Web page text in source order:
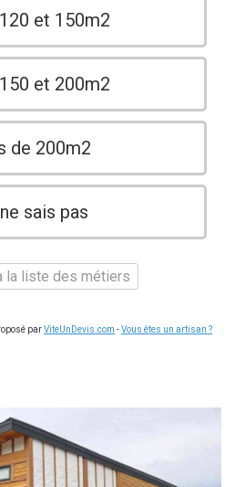
et 150m2
et 200m2
de 200m2
sais pas
la liste des métiers
parViteUnDevis.com -Vous êtes un artisan ?